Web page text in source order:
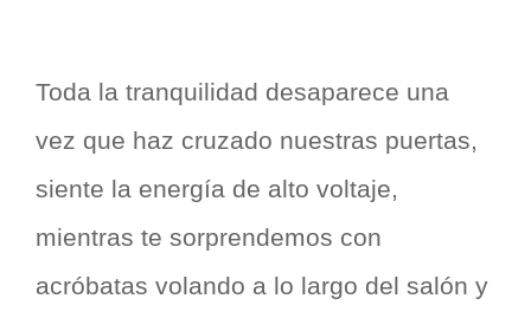
Toda la tranquilidad desaparece una
vez que haz cruzado nuestras puertas,
siente la energía de alto voltaje,
mientras te sorprendemos con
acróbatas volando a lo largo del salón y